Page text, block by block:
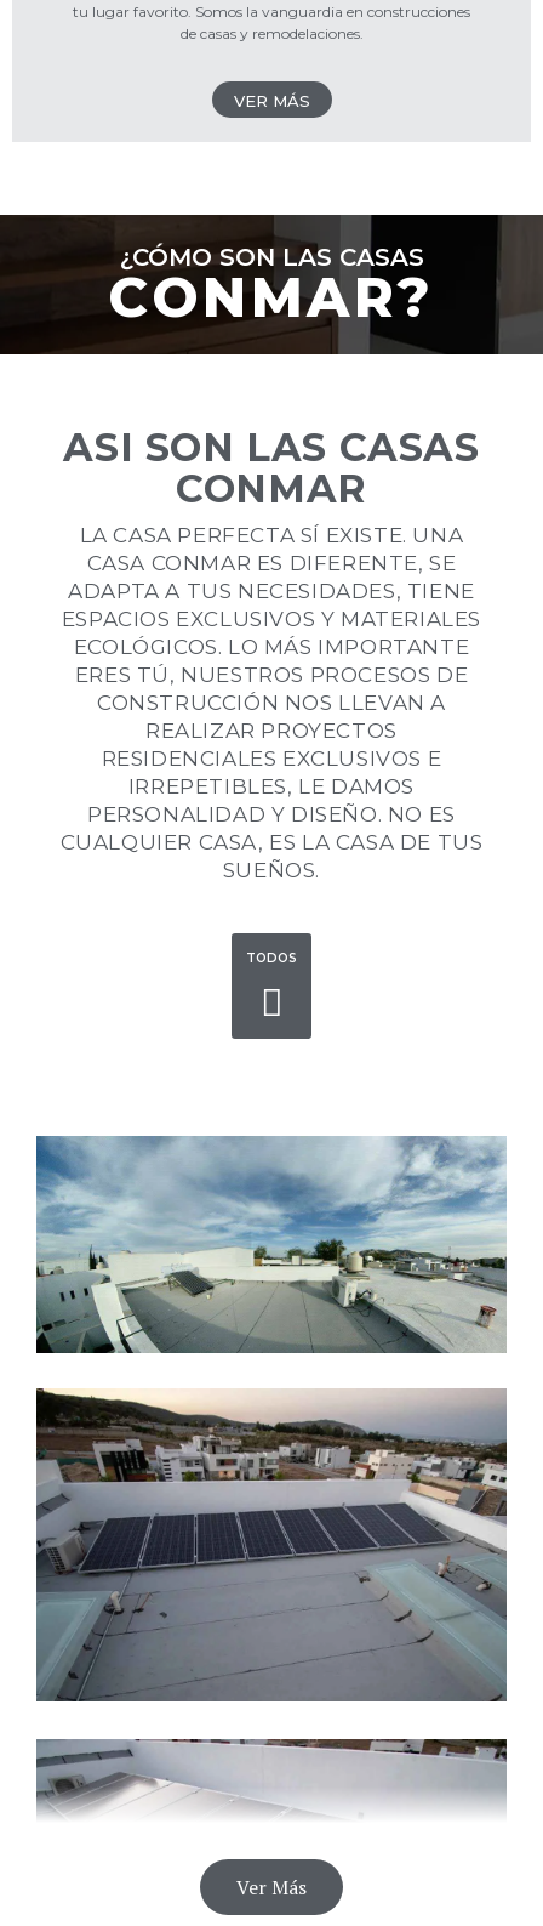
tu lugar favorito. Somos la vanguardia en construcciones
de casas y remodelaciones.
VER MÁS
¿CÓMO SON LAS CASAS
CONMAR?
ASI SON LAS CASAS
CONMAR
LA CASA PERFECTA SÍ EXISTE. UNA
CASA CONMAR ES DIFERENTE, SE
ADAPTA A TUS NECESIDADES, TIENE
ESPACIOS EXCLUSIVOS Y MATERIALES
ECOLÓGICOS. LO MÁS IMPORTANTE
ERES TÚ, NUESTROS PROCESOS DE
CONSTRUCCIÓN NOS LLEVAN A
REALIZAR PROYECTOS
RESIDENCIALES EXCLUSIVOS E
IRREPETIBLES, LE DAMOS
PERSONALIDAD Y DISEÑO. NO ES
CUALQUIER CASA, ES LA CASA DE TUS
SUEÑOS.
TODOS
CALENTADORES SOLARES
PANELES SOLARES
Ver Más